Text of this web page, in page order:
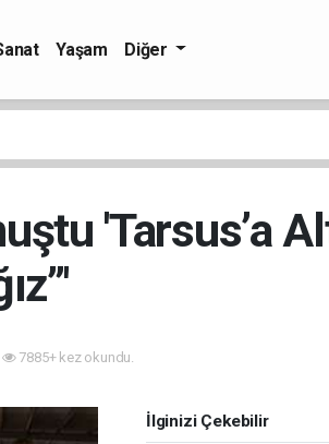
Yaşam Diğer
'Tarsus’a
7885+ kez okundu.
İlginizi Çekebilir